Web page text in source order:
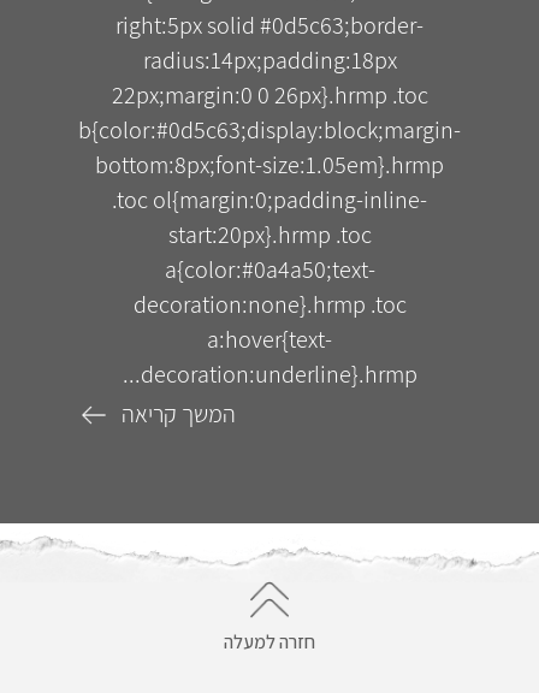
right:5px solid #0d5c63;border-
radius:14px;padding:18px
22px;margin:0 0 26px}.hrmp .toc
b{color:#0d5c63;display:block;margin-
bottom:8px;font-size:1.05em}.hrmp
.toc ol{margin:0;padding-inline-
start:20px}.hrmp .toc
a{color:#0a4a50;text-
decoration:none}.hrmp .toc
a:hover{text-
decoration:underline}.hrmp...
המשך קריאה
חזרה למעלה